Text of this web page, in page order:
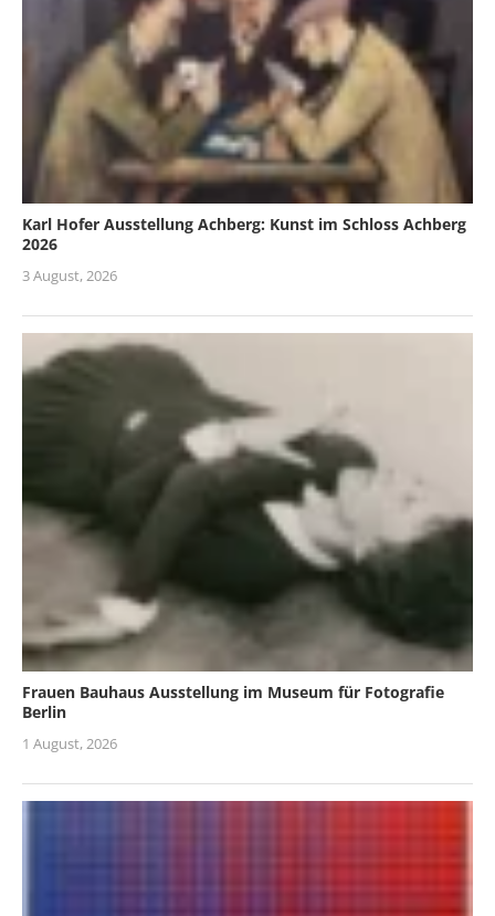
Karl Hofer Ausstellung Achberg: Kunst im Schloss Achberg
2026
3 August, 2026
Frauen Bauhaus Ausstellung im Museum für Fotografie
Berlin
1 August, 2026